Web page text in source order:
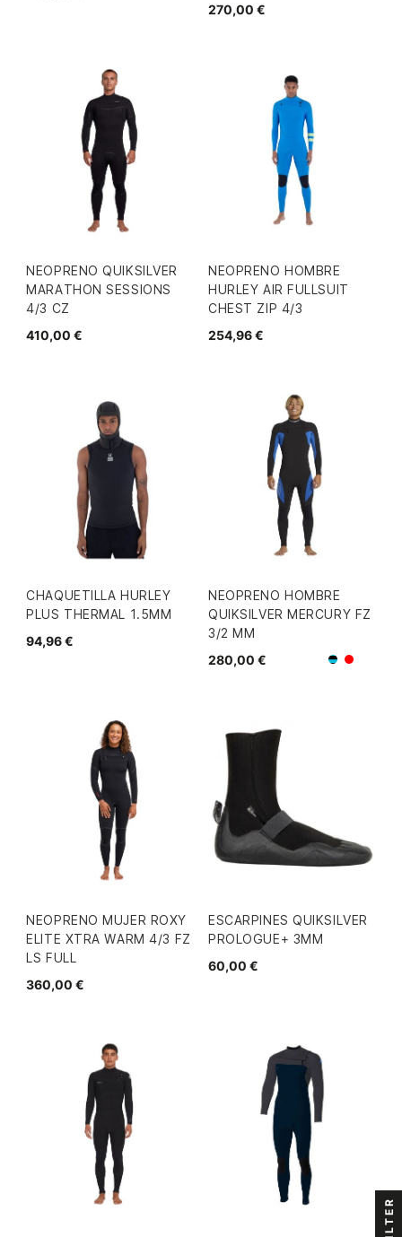
270,00 €
NEOPRENO QUIKSILVER
MARATHON SESSIONS
4/3 CZ
410,00 €
NEOPRENO HOMBRE
HURLEY AIR FULLSUIT
CHEST ZIP 4/3
254,96 €
CHAQUETILLA HURLEY
PLUS THERMAL 1.5MM
94,96 €
NEOPRENO HOMBRE
QUIKSILVER MERCURY FZ
3/2 MM
280,00 €
Negro/
Negro/
NEOPRENO MUJER ROXY
ELITE XTRA WARM 4/3 FZ
LS FULL
360,00 €
ESCARPINES QUIKSILVER
PROLOGUE+ 3MM
60,00 €
FILTER